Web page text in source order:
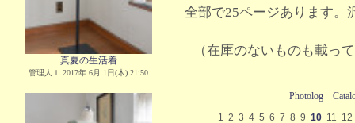
真夏の生活着
管理人Ｉ 2017年 6月 1日(木) 21:50
全部で25ページあります。
（在庫のないものも載っ
Photolog
1 2 3 4 5 6 7 8 9 10 11 12